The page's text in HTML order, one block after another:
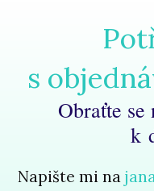
s
Obraťte se
k
Napište mi na